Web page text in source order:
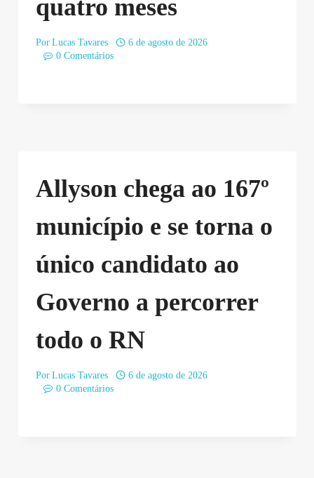
quatro meses
Por Lucas Tavares
6 de agosto de 2026
0 Comentários
Allyson chega ao 167º
município e se torna o
único candidato ao
Governo a percorrer
todo o RN
Por Lucas Tavares
6 de agosto de 2026
0 Comentários